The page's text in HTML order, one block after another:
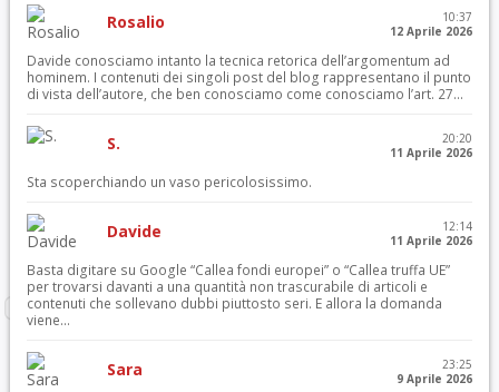
Rosalio
10:37
12 Aprile 2026
Davide conosciamo intanto la tecnica retorica dell’argomentum ad
hominem. I contenuti dei singoli post del blog rappresentano il punto
di vista dell’autore, che ben conosciamo come conosciamo l’art. 27...
S.
20:20
11 Aprile 2026
Sta scoperchiando un vaso pericolosissimo.
Davide
12:14
11 Aprile 2026
Basta digitare su Google “Callea fondi europei” o “Callea truffa UE”
per trovarsi davanti a una quantità non trascurabile di articoli e
contenuti che sollevano dubbi piuttosto seri. E allora la domanda
viene...
Sara
23:25
9 Aprile 2026